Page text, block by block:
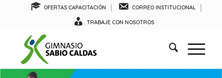
OFERTAS CAPACITACIÓN CORREO INSTITUCIONAL
TRABAJE CON NOSOTROS